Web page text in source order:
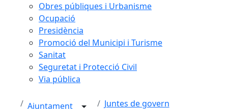
Obres públiques i Urbanisme
Ocupació
Presidència
Promoció del Municipi i Turisme
Sanitat
Seguretat i Protecció Civil
Via pública
Ajuntament Juntes de govern